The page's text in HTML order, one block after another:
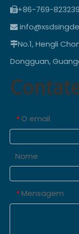
+86-769-

No.1, Hengli
Dongguan,
* O email
Nome
* Mensagem